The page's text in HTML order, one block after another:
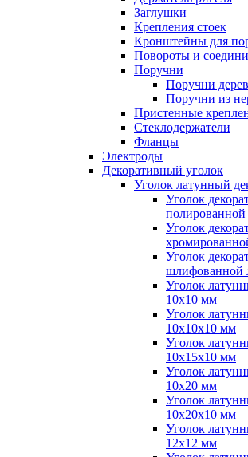
Заглушки
Крепления стоек
Кронштейны для
Повороты и
Поручни
Поручни
Поручни из
Пристенные
Стеклодержатели
Фланцы
Электроды
Декоративный уголок
Уголок латунный
Уголок
полированной
Уголок
Уголок
шлифованной
Уголок
10x10 мм
Уголок
10x10x10 мм
Уголок
10x15x10 мм
Уголок
10x20 мм
Уголок
10x20x10 мм
Уголок
12x12 мм